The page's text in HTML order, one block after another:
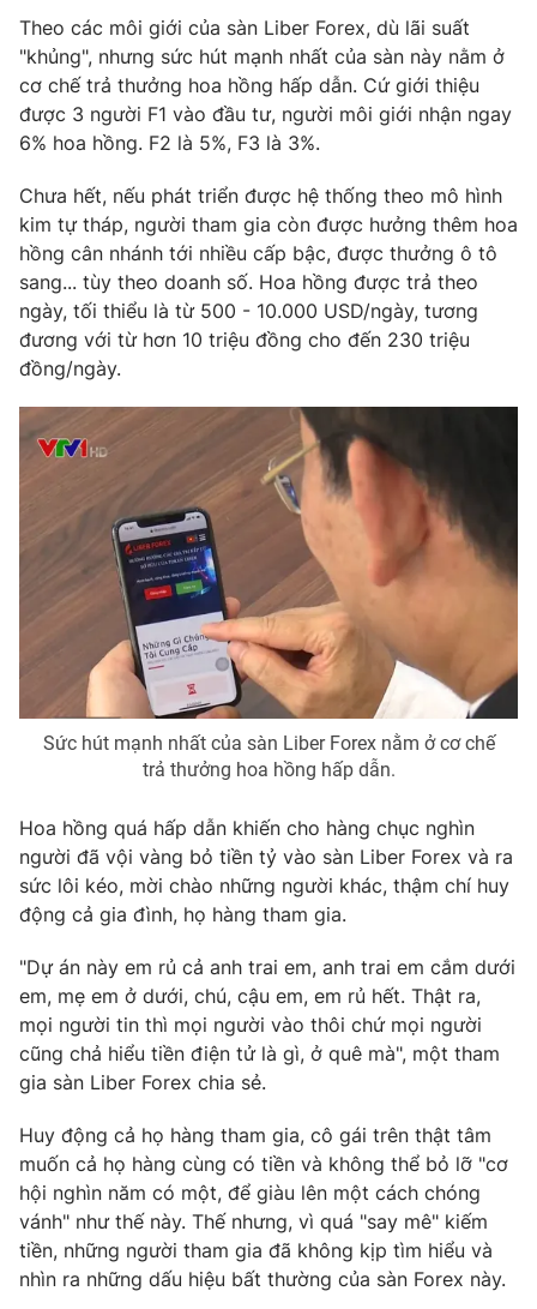
Liên hệ quảng cáo:024-7300.7108
® Cấm sao chép dưới mọi hình thức nếu không có sự chấp
thông tin từ website này.
Theo các môi giới của sàn Liber Forex, dù lãi suất
"khủng", nhưng sức hút mạnh nhất của sàn này nằm ở
cơ chế trả thưởng hoa hồng hấp dẫn. Cứ giới thiệu
được 3 người F1 vào đầu tư, người môi giới nhận ngay
6% hoa hồng. F2 là 5%, F3 là 3%.
Chưa hết, nếu phát triển được hệ thống theo mô hình
kim tự tháp, người tham gia còn được hưởng thêm hoa
hồng cân nhánh tới nhiều cấp bậc, được thưởng ô tô
sang... tùy theo doanh số. Hoa hồng được trả theo
ngày, tối thiểu là từ 500 - 10.000 USD/ngày, tương
đương với từ hơn 10 triệu đồng cho đến 230 triệu
đồng/ngày.
Sức hút mạnh nhất của sàn Liber Forex nằm ở cơ chế
trả thưởng hoa hồng hấp dẫn.
Hoa hồng quá hấp dẫn khiến cho hàng chục nghìn
người đã vội vàng bỏ tiền tỷ vào sàn Liber Forex và ra
sức lôi kéo, mời chào những người khác, thậm chí huy
động cả gia đình, họ hàng tham gia.
"Dự án này em rủ cả anh trai em, anh trai em cắm dưới
em, mẹ em ở dưới, chú, cậu em, em rủ hết. Thật ra,
mọi người tin thì mọi người vào thôi chứ mọi người
cũng chả hiểu tiền điện tử là gì, ở quê mà", một tham
gia sàn Liber Forex chia sẻ.
Huy động cả họ hàng tham gia, cô gái trên thật tâm
muốn cả họ hàng cùng có tiền và không thể bỏ lỡ "cơ
hội nghìn năm có một, để giàu lên một cách chóng
vánh" như thế này. Thế nhưng, vì quá "say mê" kiếm
tiền, những người tham gia đã không kịp tìm hiểu và
nhìn ra những dấu hiệu bất thường của sàn Forex này.